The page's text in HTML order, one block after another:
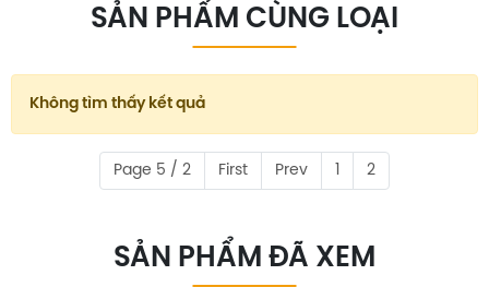
SẢN PHẨM CÙNG LOẠI
Không tìm thấy kết quả
Page 5 / 2 First Prev 1 2
SẢN PHẨM ĐÃ XEM